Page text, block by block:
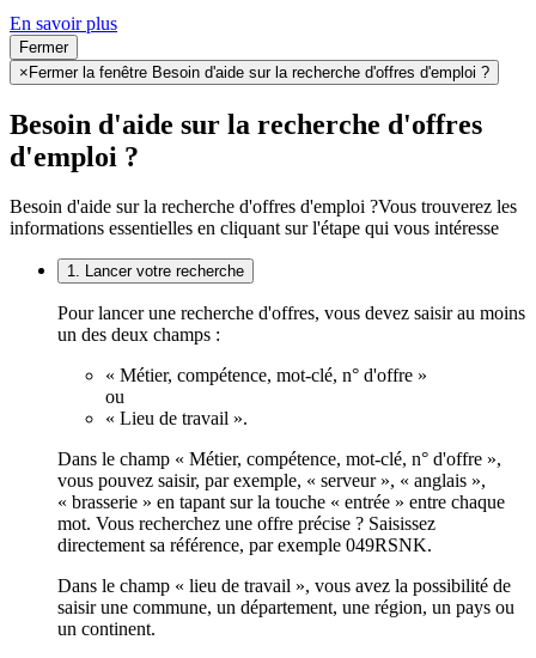
En savoir plus
Fermer
×Fermer la fenêtre Besoin d'aide sur la recherche d'offres d'emploi ?
Besoin d'aide sur la recherche d'offres
d'emploi ?
Besoin d'aide sur la recherche d'offres d'emploi ?Vous trouverez les
informations essentielles en cliquant sur l'étape qui vous intéresse
1. Lancer votre recherche
Pour lancer une recherche d'offres, vous devez saisir au moins
un des deux champs :
« Métier, compétence, mot-clé, n° d'offre »
ou
« Lieu de travail ».
Dans le champ « Métier, compétence, mot-clé, n° d'offre »,
vous pouvez saisir, par exemple, « serveur », « anglais »,
« brasserie » en tapant sur la touche « entrée » entre chaque
mot. Vous recherchez une offre précise ? Saisissez
directement sa référence, par exemple 049RSNK.
Dans le champ « lieu de travail », vous avez la possibilité de
saisir une commune, un département, une région, un pays ou
un continent.